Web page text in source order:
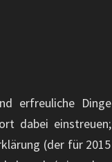
erfreuliche Dinge
dabei einstreuen;
(der für 2015